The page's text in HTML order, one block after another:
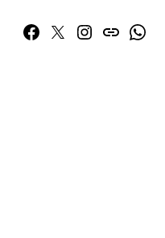
Facebook
TwitterInstagram
issuu